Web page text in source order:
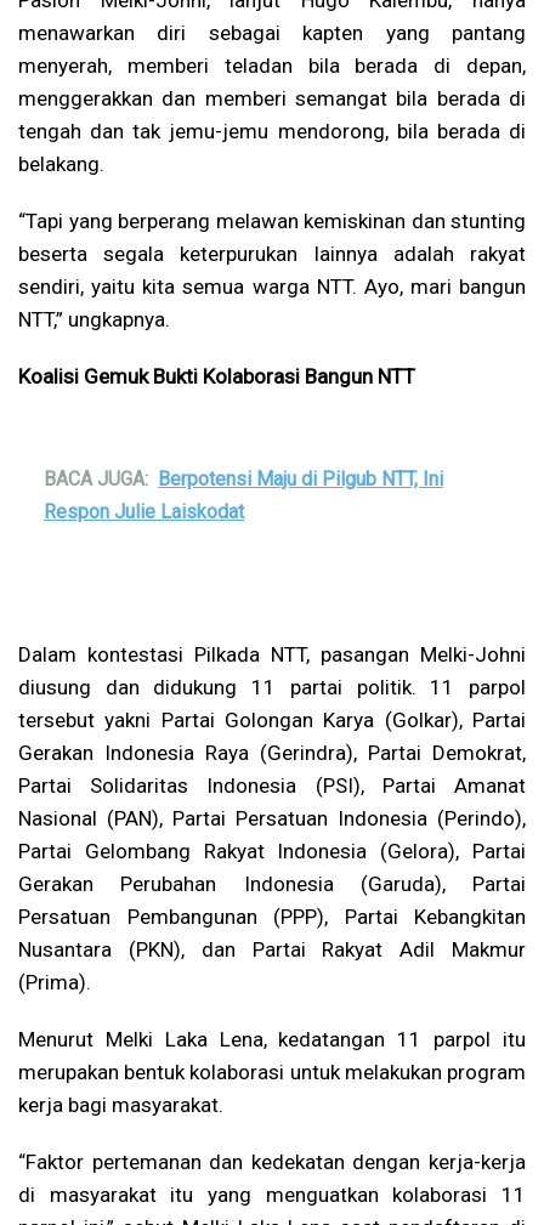
menawarkan diri sebagai kapten yang pantang
menyerah, memberi teladan bila berada di depan,
menggerakkan dan memberi semangat bila berada di
tengah dan tak jemu-jemu mendorong, bila berada di
belakang.
“Tapi yang berperang melawan kemiskinan dan stunting
beserta segala keterpurukan lainnya adalah rakyat
sendiri, yaitu kita semua warga NTT. Ayo, mari bangun
NTT,” ungkapnya.
Koalisi Gemuk Bukti Kolaborasi Bangun NTT
BACA JUGA: Berpotensi Maju di Pilgub NTT, Ini
Respon Julie Laiskodat
Dalam kontestasi Pilkada NTT, pasangan Melki-Johni
diusung dan didukung 11 partai politik. 11 parpol
tersebut yakni Partai Golongan Karya (Golkar), Partai
Gerakan Indonesia Raya (Gerindra), Partai Demokrat,
Partai Solidaritas Indonesia (PSI), Partai Amanat
Nasional (PAN), Partai Persatuan Indonesia (Perindo),
Partai Gelombang Rakyat Indonesia (Gelora), Partai
Gerakan Perubahan Indonesia (Garuda), Partai
Persatuan Pembangunan (PPP), Partai Kebangkitan
Nusantara (PKN), dan Partai Rakyat Adil Makmur
(Prima).
Menurut Melki Laka Lena, kedatangan 11 parpol itu
merupakan bentuk kolaborasi untuk melakukan program
kerja bagi masyarakat.
“Faktor pertemanan dan kedekatan dengan kerja-kerja
di masyarakat itu yang menguatkan kolaborasi 11